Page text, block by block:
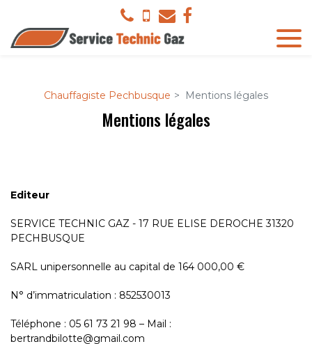
Chauffagiste Pechbusque Mentions légales
Mentions légales
Editeur
SERVICE TECHNIC GAZ - 17 RUE ELISE DEROCHE 31320
PECHBUSQUE
SARL unipersonnelle au capital de 164 000,00 €
N° d’immatriculation : 852530013
Téléphone : 05 61 73 21 98 – Mail :
bertrandbilotte@gmail.com
Panneau de gestion des cookies